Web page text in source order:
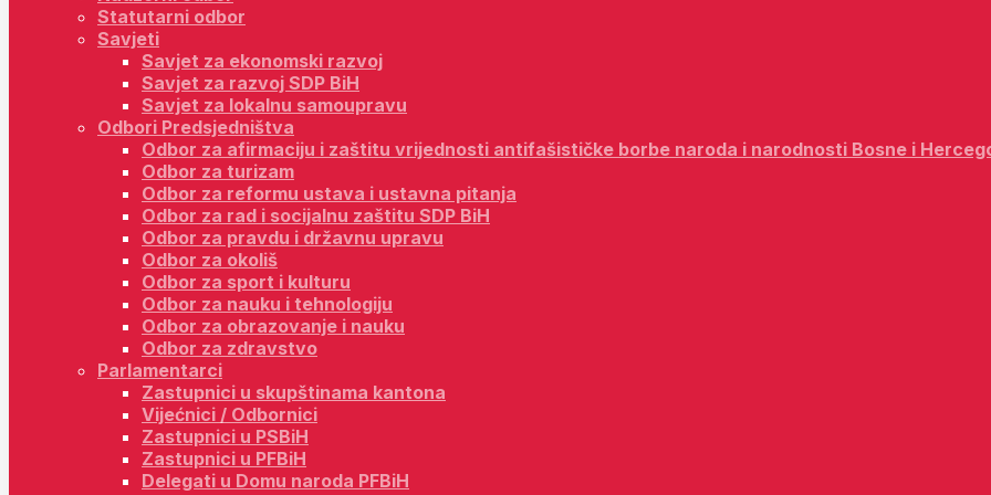
Statutarni odbor
Savjeti
Savjet za ekonomski razvoj
Savjet za razvoj SDP BiH
Savjet za lokalnu samoupravu
Odbori Predsjedništva
Odbor za afirmaciju i zaštitu vrijednosti antifašističke borbe naroda i narodnosti Bosne i
Odbor za turizam
Odbor za reformu ustava i ustavna pitanja
Odbor za rad i socijalnu zaštitu SDP BiH
Odbor za pravdu i državnu upravu
Odbor za okoliš
Odbor za sport i kulturu
Odbor za nauku i tehnologiju
Odbor za obrazovanje i nauku
Odbor za zdravstvo
Parlamentarci
Zastupnici u skupštinama kantona
Vijećnici / Odbornici
Zastupnici u PSBiH
Zastupnici u PFBiH
Delegati u Domu naroda PFBiH